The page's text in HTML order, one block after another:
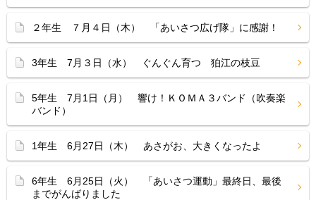
２年生 ７月４日（木） 「あいさつ広げ隊」に感謝！
3年生 7月３日（水） ぐんぐん育つ 狛江の枝豆
5年生 7月1日（月） 響け！ＫＯＭＡ３バンド（吹奏楽
バンド）
1年生 6月27日（木） あさがお、大きくなったよ
6年生 6月25日（火） 「あいさつ運動」最終日、最後
までがんばりました